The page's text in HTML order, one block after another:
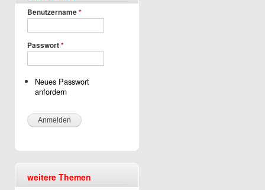
Benutzername*
Passwort*
Neues Passwort
anfordern
weitere Themen